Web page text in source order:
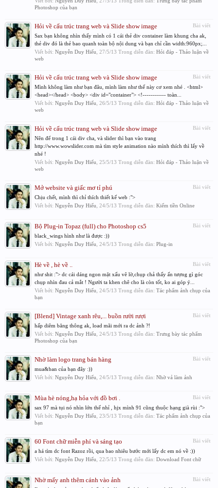
Photoshop của bạn
Bài viết
Hỏi về cấu trúc trang web và Slide show image
Sax bạn không nhìn thấy mình có 1 cái thẻ div container làm khung cha ak,
thẻ div đó là thẻ bao quanh toàn bộ nội dung và bạn chỉ cần width:960px;...
Viết bởi: Nguyễn Duy Hiếu 27/5/13 Trong diễn đàn: Hỏi đáp - Thảo luận về
web
Bài viết
Hỏi về cấu trúc trang web và Slide show image
Mình không làm như bạn đâu, mình làm như thế này cơ xem nhé . <html>
<head></head> <body> <div id="container"> <!------------ toàn...
Viết bởi: Nguyễn Duy Hiếu 26/5/13 Trong diễn đàn: Hỏi đáp - Thảo luận về
web
Bài viết
Hỏi về cấu trúc trang web và Slide show image
Nên để trong 1 cái div cha, và slider thì bạn vào trang
http://www.wowslider.com mà tìm style animation nào mình thích thì lấy về
nhé !
Viết bởi: Nguyễn Duy Hiếu 25/5/13 Trong diễn đàn: Hỏi đáp - Thảo luận về
web
Bài viết
Mở website và giấc mơ tỉ phú
Chịu chết, mình thì chỉ thích thiết kế web :">
Viết bởi: Nguyễn Duy Hiếu 24/5/13 Trong diễn đàn: Kiếm tiền Online
Bài viết
Bộ Plug-in Topaz (full) cho Photoshop cs5
black_wings hình như là được :))
Viết bởi: Nguyễn Duy Hiếu 24/5/13 Trong diễn đàn: Plug-in
Bài viết
Hè về , hè về ..
như shit :"> dc cái dáng ngon mặt xấu vê lờ,chụp chả thấy ấn tượng gì góc
chụp nhìn đau cả mắt ! Người ta khen chê cho là còn tốt, ko ai góp ý...
Viết bởi: Nguyễn Duy Hiếu 24/5/13 Trong diễn đàn: Tác phẩm ảnh chụp của
bạn
Bài viết
[Blend] Vintage xanh rêu,... buồn rười rượi
hấp diêm băng thông ak, load mãi mới ra dc ảnh ?!
Viết bởi: Nguyễn Duy Hiếu 24/5/13 Trong diễn đàn: Trưng bày tác phẩm
Photoshop của bạn
Bài viết
Nhờ làm logo trang bán hàng
mua&ban của bạn đây :))
Viết bởi: Nguyễn Duy Hiếu 24/5/13 Trong diễn đàn: Nhờ vả làm ảnh
Bài viết
Mùa hè nóng,hạ hỏa với đồ bơi .
sax 97 mà tụi nó nhìn lớn thế nhỉ , hjx mình 91 cũng thuộc hạng già rùi :">
Viết bởi: Nguyễn Duy Hiếu 23/5/13 Trong diễn đàn: Tác phẩm ảnh chụp của
bạn
Bài viết
60 Font chữ miễn phí và sáng tạo
a há tìm dc font Razoz rồi, qua bao nhiêu bước mới lấy dc em nó về :))
Viết bởi: Nguyễn Duy Hiếu 22/5/13 Trong diễn đàn: Download Font chữ
Bài viết
Nhờ mấy anh thêm cánh vào ảnh